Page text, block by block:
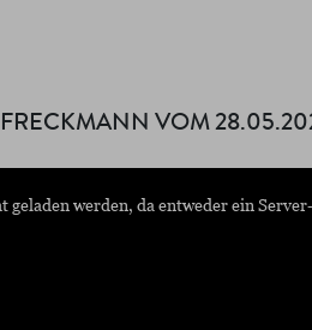
VOM
geladen werden, da entweder ein